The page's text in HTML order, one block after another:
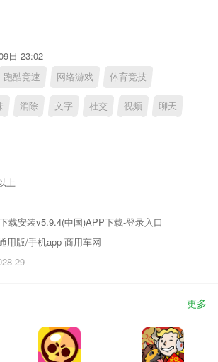
日 23:02
跑酷竞速 网络游戏 体育竞技
消除 文字 社交 视频 聊天
上
载安装v5.9.4(中国)APP下载-登录入口
用版/手机app-商用车网
29
更多